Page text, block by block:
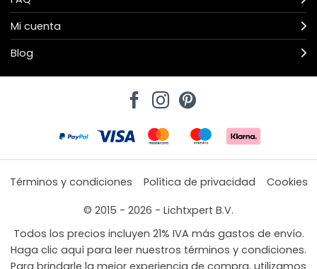
Mi cuenta
Blog
Términos y condiciones Política de privacidad
Cookies
© 2015 - 2026 - Lichtxpert B.V.
Todos los precios incluyen 21% IVA más gastos de envío.
Haga clic aquí para leer nuestros términos y condiciones.
Para brindarle la mejor experiencia de compra, utilizamos